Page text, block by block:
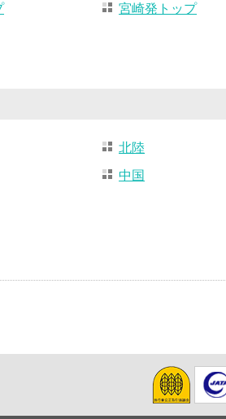
宮崎発トップ
北陸
中国